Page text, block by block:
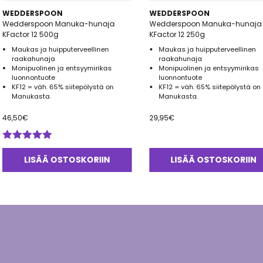
WEDDERSPOON
Wedderspoon Manuka-hunaja
KFactor 12 500g
Maukas ja huipputerveellinen
raakahunaja
Monipuolinen ja entsyymirikas
luonnontuote
KF12 = väh. 65% siitepölystä on
Manukasta.
46,50€
Arvostelu
tuotteesta:
LISÄÄ OSTOSKORIIN
WEDDERSPOON
Wedderspoon Manuka-hunaja
KFactor 12 250g
Maukas ja huipputerveellinen
raakahunaja
Monipuolinen ja entsyymirikas
luonnontuote
KF12 = väh. 65% siitepölystä on
Manukasta.
29,95€
LISÄÄ OSTOSKORIIN